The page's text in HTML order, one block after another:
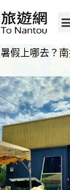
暑假上哪去？